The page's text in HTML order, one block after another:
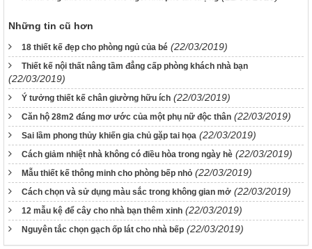
Những tin cũ hơn
18 thiết kế đẹp cho phòng ngủ của bé (22/03/2019)
Thiết kế nội thất nâng tầm đẳng cấp phòng khách nhà bạn
(22/03/2019)
Ý tưởng thiết kế chân giường hữu ích (22/03/2019)
Căn hộ 28m2 đáng mơ ước của một phụ nữ độc thân (22/03/2019)
Sai lầm phong thủy khiến gia chủ gặp tai họa (22/03/2019)
Cách giảm nhiệt nhà không có điều hòa trong ngày hè (22/03/2019)
Mẫu thiết kế thông minh cho phòng bếp nhỏ (22/03/2019)
Cách chọn và sử dụng màu sắc trong không gian mở (22/03/2019)
12 mẫu kệ để cây cho nhà bạn thêm xinh (22/03/2019)
Nguyên tắc chọn gạch ốp lát cho nhà bếp (22/03/2019)